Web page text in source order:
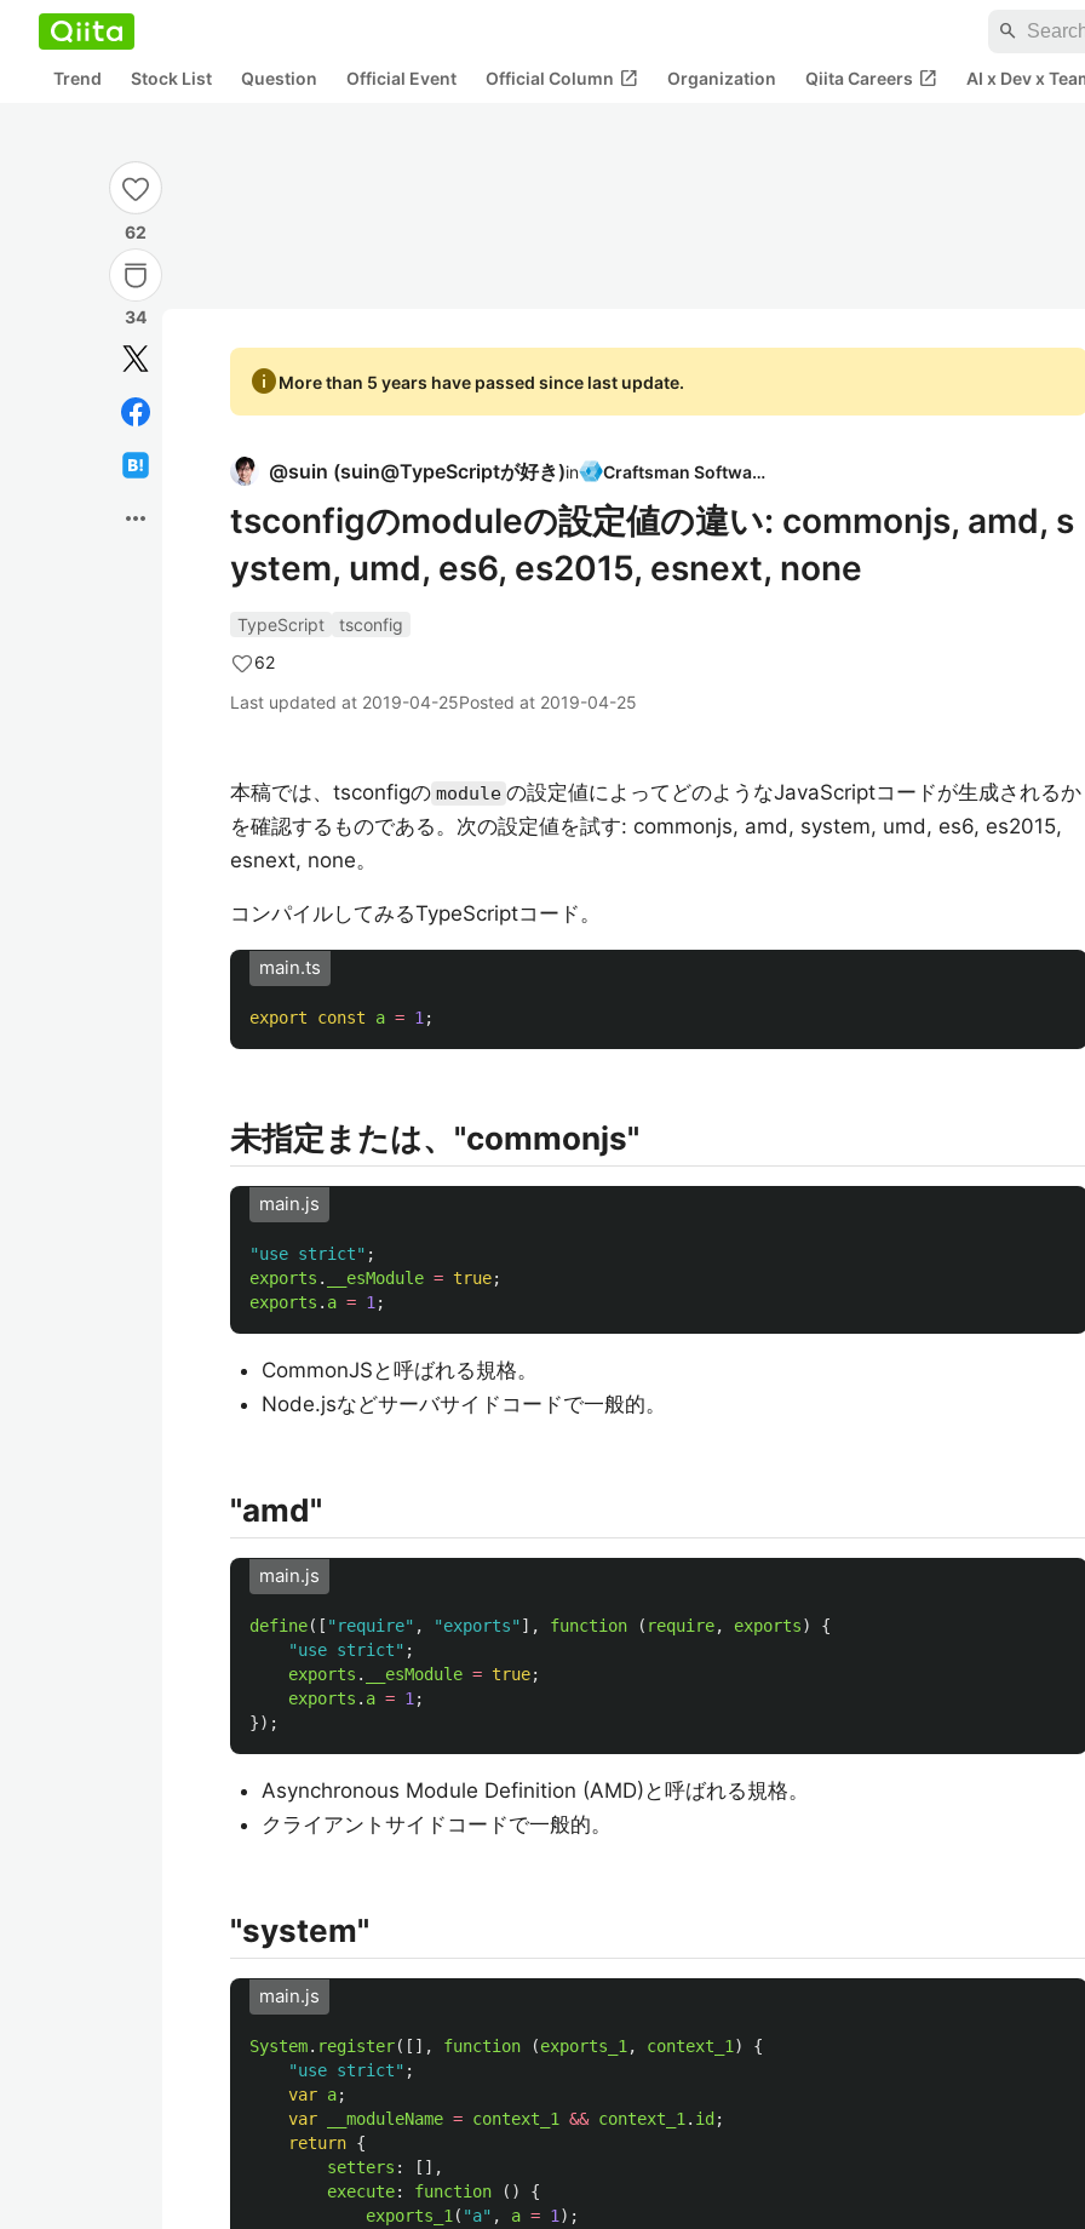
search
Trend Stock List Question Official Event Official Column open_in_new Organization Qiita Careers open_in_new AI x Dev x
62
34
more_horiz
infoMore than 5 years have passed since last update.
@suin (suin@TypeScriptが好き)in Craftsman Software
tsconfigのmoduleの設定値の違い: commonjs, amd, s
ystem, umd, es6, es2015, esnext, none
TypeScript
tsconfig
62
Last updated at 2019-04-25Posted at 2019-04-25
本稿では、tsconfigの module の設定値によってどのようなJavaScriptコードが生成されるか
を確認するものである。次の設定値を試す: commonjs, amd, system, umd, es6, es2015,
esnext, none。
コンパイルしてみるTypeScriptコード。
main.ts
export const a = 1 ;
未指定または、"commonjs"
main.js
"use strict" ;
exports . __esModule = true;
exports . a = 1 ;
CommonJSと呼ばれる規格。
Node.jsなどサーバサイドコードで一般的。
"amd"
main.js
define([ " require" , "exports" ], function ( require, exports)
{
"use strict" ;
exports . __esModule = true;
exports . a = 1 ;
});
Asynchronous Module Definition (AMD)と呼ばれる規格。
クライアントサイドコードで一般的。
"system"
main.js
System. register([], function (exports_1 , context_1 )
{
"use strict" ;
var a;
var
__moduleName = context_1 && context_1 . id ;
return {
setters :
[],
execute: function ()
{
exports_1 ( "a" , a = 1 );